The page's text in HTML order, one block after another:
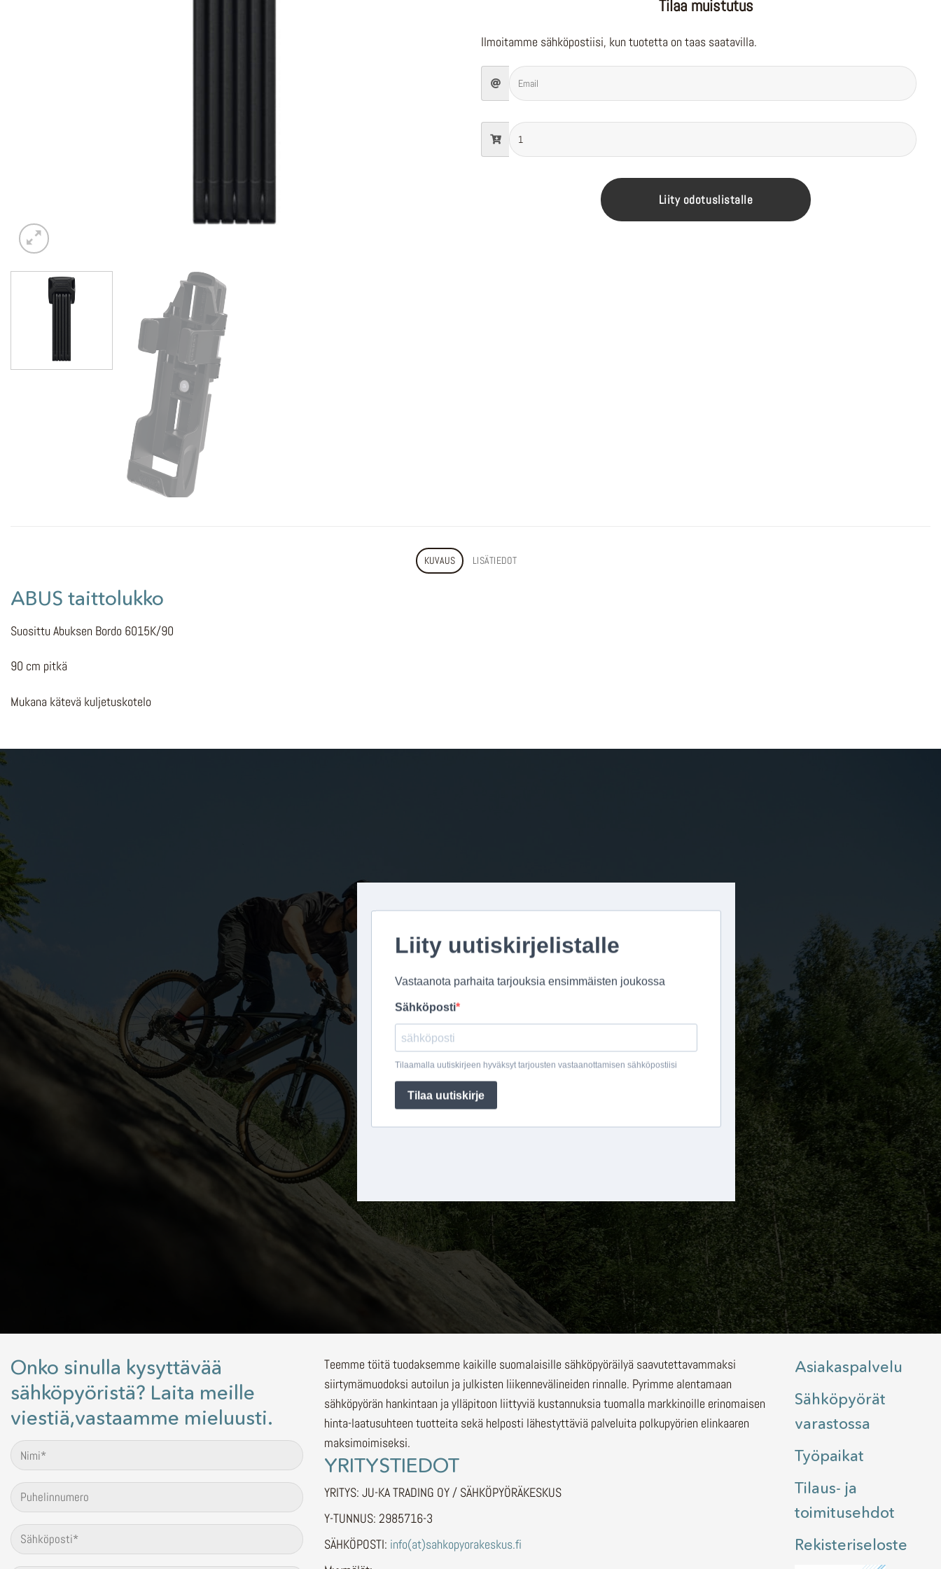
Tilaa muistutus
Ilmoitamme sähköpostiisi, kun tuotetta on taas saatavilla.
Liity odotuslistalle
KUVAUS LISÄTIEDOT
ABUS taittolukko
Suosittu Abuksen Bordo 6015K/90
90 cm pitkä
Mukana kätevä kuljetuskotelo
Onko sinulla kysyttävää
sähköpyöristä? Laita meille
viestiä,vastaamme mieluusti.
Teemme töitä tuodaksemme kaikille suomalaisille sähköpyöräilyä saavutettavammaksi
siirtymämuodoksi autoilun ja julkisten liikennevälineiden rinnalle. Pyrimme alentamaan
sähköpyörän hankintaan ja ylläpitoon liittyviä kustannuksia tuomalla markkinoille erinomaisen
hinta-laatusuhteen tuotteita sekä helposti lähestyttäviä palveluita polkupyörien elinkaaren
maksimoimiseksi.
YRITYSTIEDOT
YRITYS: JU-KA TRADING OY / SÄHKÖPYÖRÄKESKUS
Y-TUNNUS: 2985716-3
SÄHKÖPOSTI: info(at)sahkopyorakeskus.fi
Asiakaspalvelu
Sähköpyörät
varastossa
Työpaikat
Tilaus- ja
toimitusehdot
Rekisteriseloste